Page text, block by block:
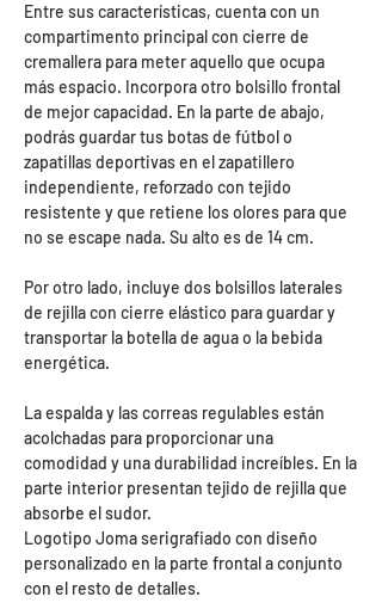
Entre sus características, cuenta con un
compartimento principal con cierre de
cremallera para meter aquello que ocupa
más espacio. Incorpora otro bolsillo frontal
de mejor capacidad. En la parte de abajo,
podrás guardar tus botas de fútbol o
zapatillas deportivas en el zapatillero
independiente, reforzado con tejido
resistente y que retiene los olores para que
no se escape nada. Su alto es de 14 cm.
Por otro lado, incluye dos bolsillos laterales
de rejilla con cierre elástico para guardar y
transportar la botella de agua o la bebida
energética.
La espalda y las correas regulables están
acolchadas para proporcionar una
comodidad y una durabilidad increíbles. En la
parte interior presentan tejido de rejilla que
absorbe el sudor.
Logotipo Joma serigrafiado con diseño
personalizado en la parte frontal a conjunto
con el resto de detalles.